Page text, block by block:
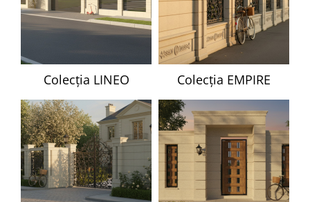
Colecția LINEO Colecția EMPIRE